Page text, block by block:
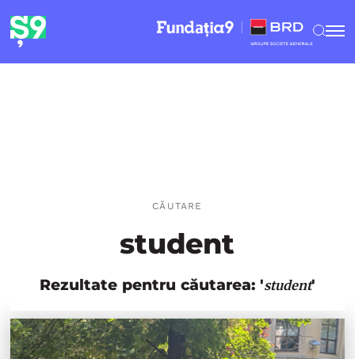
CĂUTARE
student
Rezultate pentru căutarea: 'student'